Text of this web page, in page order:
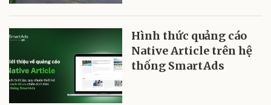
Hình thức quảng cáo
Native Article trên hệ
thống SmartAds